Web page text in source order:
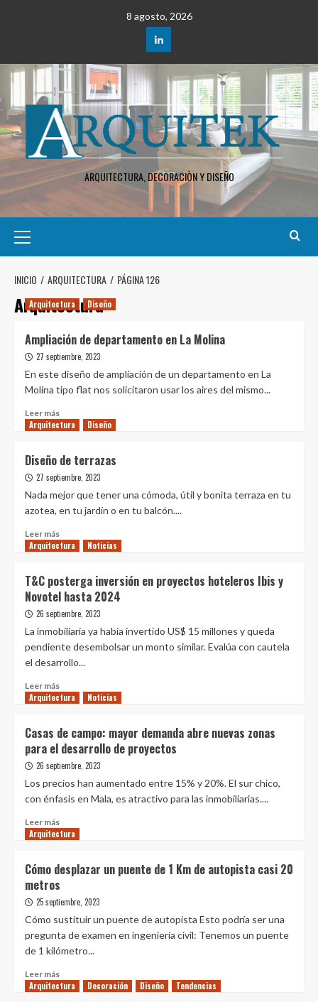
8 agosto, 2026
LinkedIn
ARQUITECTURA, DECORACIÒN Y DISEÑO
principal
INICIO ARQUITECTURA PÁGINA 126
Arquitectura
Arquitectura Diseño
Ampliación de departamento en La Molina
27 septiembre, 2023
En este diseño de ampliación de un departamento en La
Molina tipo flat nos solicitaron usar los aires del mismo...
Leer más
más
de
departamento
en
Molina
Arquitectura Diseño
Diseño de terrazas
27 septiembre, 2023
Nada mejor que tener una cómoda, útil y bonita terraza en tu
azotea, en tu jardín o en tu balcón....
Leer más
más
de
terrazas
Arquitectura Noticias
T&C posterga inversión en proyectos hoteleros Ibis y
Novotel hasta 2024
26 septiembre, 2023
La inmobiliaria ya había invertido US$ 15 millones y queda
pendiente desembolsar un monto similar. Evalúa con cautela
el desarrollo...
Leer más
más
posterga
inversión
en
proyectos
Ibis
Novotel
Arquitectura Noticias
Casas de campo: mayor demanda abre nuevas zonas
para el desarrollo de proyectos
26 septiembre, 2023
Los precios han aumentado entre 15% y 20%. El sur chico,
con énfasis en Mala, es atractivo para las inmobiliarias....
Leer más
más
de
campo:
mayor
demanda
nuevas
zonas
el
desarrollo
Arquitectura
Cómo desplazar un puente de 1 Km de autopista casi 20
metros
25 septiembre, 2023
Cómo sustituir un puente de autopista Esto podría ser una
pregunta de examen en ingeniería civil: Tenemos un puente
de 1 kilómetro...
Leer más
más
Arquitectura Decoración Diseño Tendencias